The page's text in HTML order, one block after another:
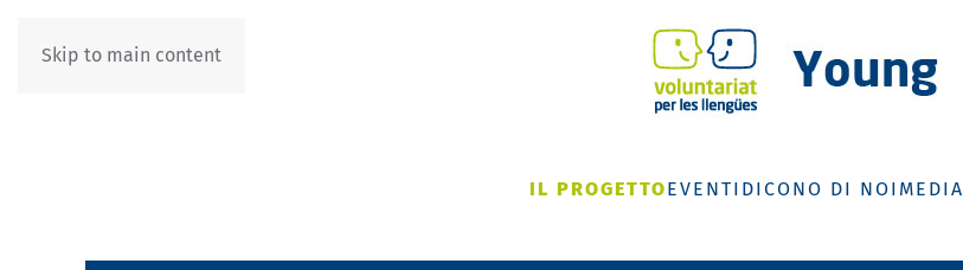
Skip to main content
IL PROGETTOEVENTI DICONO DI NOI MEDIA